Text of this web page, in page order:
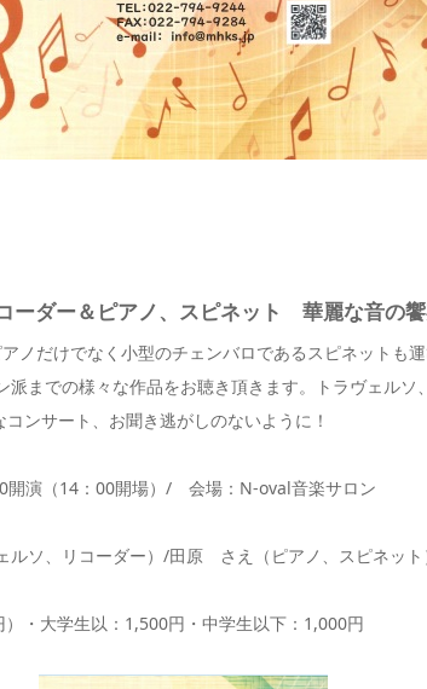
ーダー＆ピアノ、スピネット 華麗な音の
ノだけでなく小型のチェンバロであるスピネットも
までの様々な作品をお聴き頂きます。トラヴェルソ
ンサート、お聞き逃がしのないように！
演（14：00開場）/ 会場：N-oval音楽サロン
ソ、リコーダー）/田原 さえ（ピアノ、スピネット
・大学生以：1,500円・中学生以下：1,000円